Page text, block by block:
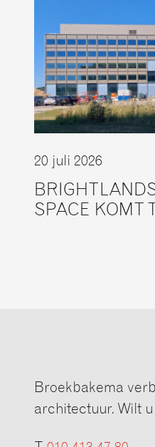
20 juli 2026
SPACE KOMT
Broekbakema
architectuur. Wilt